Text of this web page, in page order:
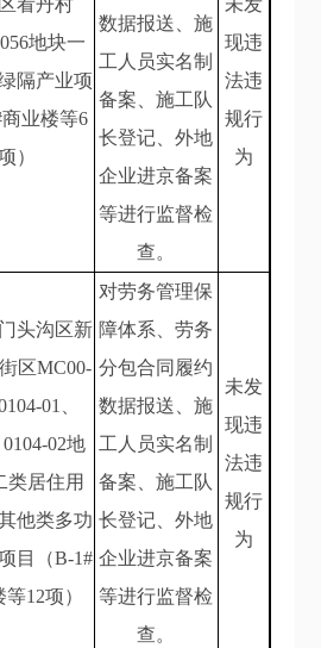
看丹村
地块一
隔产业项
商业楼等6
）
数据报送、施
工人员实名制
备案、施工队
长登记、外地
企业进京备案
等进行监督检
查。
未发
现违
法违
规行
为
头沟区新
区MC00-
01、
02地
类居住用
他类多功
目（B-1#
12项）
对劳务管理保
障体系、劳务
分包合同履约
数据报送、施
工人员实名制
备案、施工队
长登记、外地
企业进京备案
等进行监督检
查。
未发
现违
法违
规行
为